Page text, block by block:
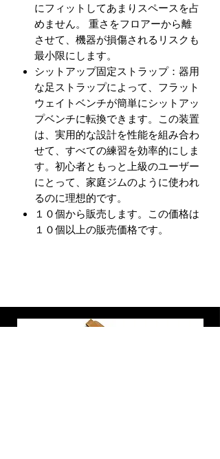
にフィットしてあまりスペースを占
めません。 重さをフロアーから離
させて、機器が損傷されるリスクも
最小限にします。
シットアップ固定ストラップ：器用
な足ストラップによって、フラット
ウェイトベンチが簡単にシットアッ
プベンチに転換できます。この装置
は、実用的な設計を性能を組み合わ
せて、すべての練習を効率的にしま
す。初心者ともっと上級のユーザー
にとって、家庭ジムのように使われ
るのに理想的です。
１０個から販売します。この価格は
１０個以上の販売価格です。